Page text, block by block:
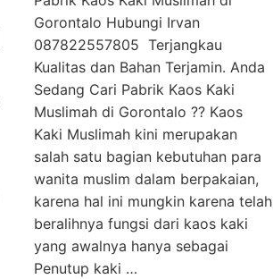
Gorontalo Hubungi Irvan
087822557805 Terjangkau
Kualitas dan Bahan Terjamin. Anda
Sedang Cari Pabrik Kaos Kaki
Muslimah di Gorontalo ?? Kaos
Kaki Muslimah kini merupakan
salah satu bagian kebutuhan para
wanita muslim dalam berpakaian,
karena hal ini mungkin karena telah
beralihnya fungsi dari kaos kaki
yang awalnya hanya sebagai
Penutup kaki …